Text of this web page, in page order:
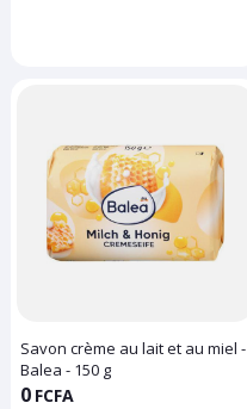
Savon crème au lait et au miel -
Balea - 150 g
0 FCFA